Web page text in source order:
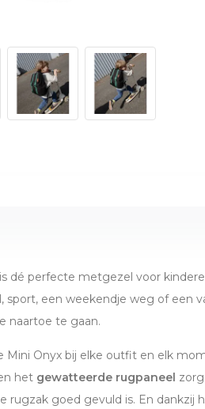
dé perfecte metgezel voor
een weekendje weg of een
naartoe te gaan.
Mini Onyx bij elke outfit en elk
het gewatteerde rugpaneel
rugzak goed gevuld is. En dankzij